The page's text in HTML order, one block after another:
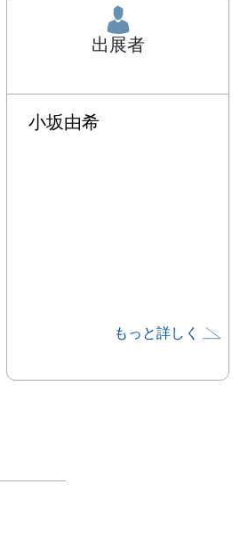
出展者
小坂由希
もっと詳しく